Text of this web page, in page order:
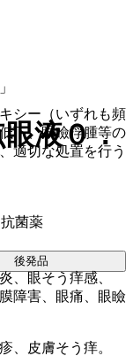
シー（いずれも頻
下、眼瞼浮腫等の
適切な処置を行う
、眼そう痒感、
障害、眼痛、眼瞼
、皮膚そう痒。
液０．
菌薬
後発品